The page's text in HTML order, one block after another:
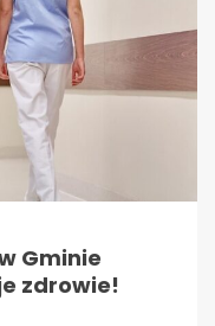
Gminie
zdrowie!